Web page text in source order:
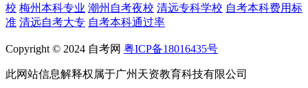
校 梅州本科专业 潮州自考夜校 清远专科学校 自考本科费用标
准 清远自考大专 自考本科通过率
Copyright © 2024 自考网 粤ICP备18016435号
此网站信息解释权属于广州天资教育科技有限公司